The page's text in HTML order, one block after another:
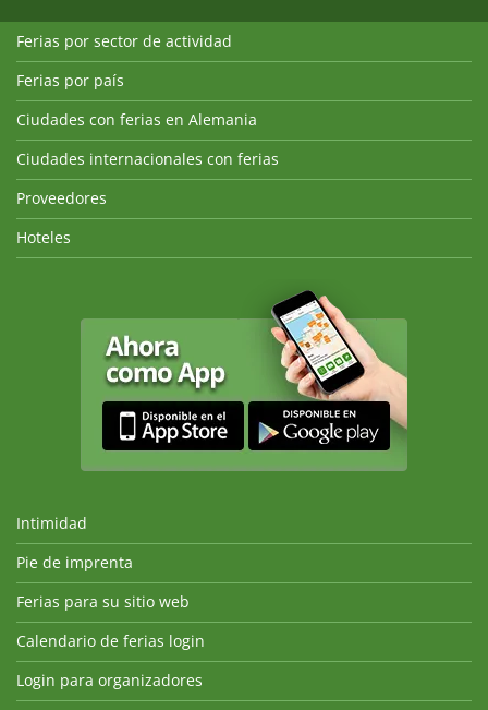
Ferias por sector de actividad
Ferias por país
Ciudades con ferias en Alemania
Ciudades internacionales con ferias
Proveedores
Hoteles
Intimidad
Pie de imprenta
Ferias para su sitio web
Calendario de ferias login
Login para organizadores